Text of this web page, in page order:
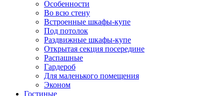
Особенности
Во всю стену
Встроенные шкафы-купе
Под потолок
Раздвижные шкафы-купе
Открытая секция посередине
Распашные
Гардероб
Для маленького помещения
Эконом
Гостиные